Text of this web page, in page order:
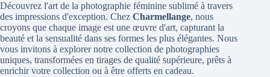
Découvrez l'art de la photographie féminine sublimé à travers
des impressions d'exception. Chez Charmellange, nous
croyons que chaque image est une œuvre d'art, capturant la
beauté et la sensualité dans ses formes les plus élégantes. Nous
vous invitons à explorer notre collection de photographies
uniques, transformées en tirages de qualité supérieure, prêts à
enrichir votre collection ou à être offerts en cadeau.